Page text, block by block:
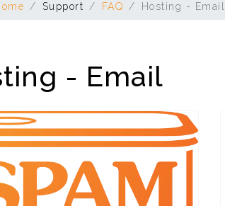
Support FAQ Hosting - Email
- Email